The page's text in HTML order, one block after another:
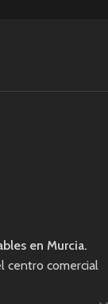
en Murcia.
centro comercial